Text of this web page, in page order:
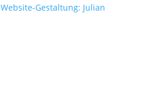
Website-Gestaltung: Julian